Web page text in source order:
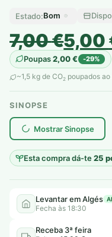
Estado:Bom
7,00€
O
preço
original
era:
7,00 €.
5,00
O
preço
atual
é:
5,00 €.
Poupas2,00€ -29%
~1,5 kg de CO2 poupados
SINOPSE
Mostrar Sinopse
Esta compra dá-te25
plantar árvores reais
Levantar em Algés
Fecha às 18:30
Receba 3ª feira